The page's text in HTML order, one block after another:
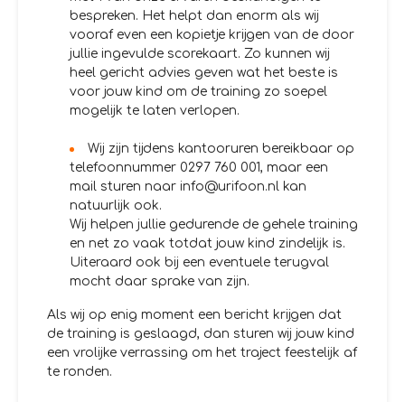
bespreken. Het helpt dan enorm als wij
vooraf even een kopietje krijgen van de door
jullie ingevulde scorekaart. Zo kunnen wij
heel gericht advies geven wat het beste is
voor jouw kind om de training zo soepel
mogelijk te laten verlopen.
Wij zijn tijdens kantooruren bereikbaar op
telefoonnummer 0297 760 001, maar een
mail sturen naar info@urifoon.nl kan
natuurlijk ook.
Wij helpen jullie gedurende de gehele training
en net zo vaak totdat jouw kind zindelijk is.
Uiteraard ook bij een eventuele terugval
mocht daar sprake van zijn.
Als wij op enig moment een bericht krijgen dat
de training is geslaagd, dan sturen wij jouw kind
een vrolijke verrassing om het traject feestelijk af
te ronden.